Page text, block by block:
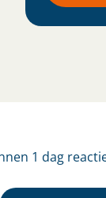
1 dag reactie